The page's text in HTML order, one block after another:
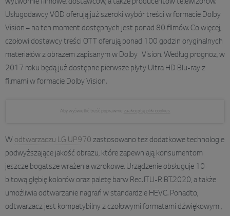
wytwórnie filmowe, dostawców, a także producentów telewizorów.
Usługodawcy VOD oferują już szeroki wybór treści w formacie Dolby
Vision – na ten moment dostępnych jest ponad 80 filmów. Co więcej,
czołowi dostawcy treści OTT oferują ponad 100 godzin oryginalnych
materiałów z obrazem zapisanym w Dolby Vision. Według prognoz, w
2017 roku będą już dostępne pierwsze płyty Ultra HD Blu-ray z
filmami w formacie Dolby Vision.
Aby wyświetlić treść poprawnie zaakceptuj pliki cookies.
W odtwarzaczu LG UP970 zastosowano też dodatkowe technologie
podwyższające jakość obrazu, które zapewniają konsumentom
jeszcze bogatsze wrażenia wzrokowe. Urządzenie obsługuje 10-
bitową głębię kolorów oraz paletę barw Rec. ITU-R BT.2020, a także
umożliwia odtwarzanie nagrań w standardzie HEVC. Ponadto,
odtwarzacz jest kompatybilny z czołowymi formatami dźwiękowymi,